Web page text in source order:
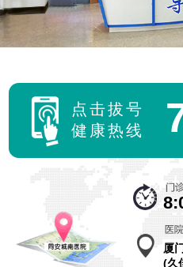
现代社会节奏加快，激烈
碰撞...
【详细】
小诊所“无痛”人流 让人
时间:2016-12-29
两年多以前，刘明和妻子
厦门同安城南实例:药
时间:2016-12-29
点击拔号
健康热线
厦
(久